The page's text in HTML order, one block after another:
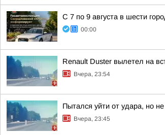
С 7 по 9 августа в шести
00:00
Renault Duster вылетел на
Вчера, 23:54
Пытался уйти от удара, но
Вчера, 23:45